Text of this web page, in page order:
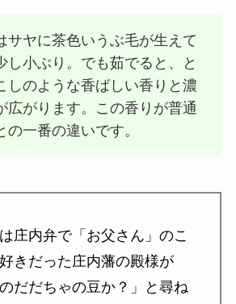
サヤに茶色いうぶ毛が生えて
し小ぶり。でも茹でると、と
しのような香ばしい香りと濃
広がります。この香りが普通
の一番の違いです。
庄内弁で「お父さん」のこ
きだった庄内藩の殿様が
のだだちゃの豆か？」と尋ね